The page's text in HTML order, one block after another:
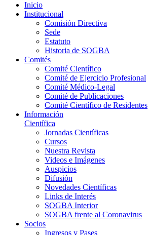
Inicio
Institucional
Comisión Directiva
Sede
Estatuto
Historia de SOGBA
Comités
Comité Científico
Comité de Ejercicio Profesional
Comité Médico-Legal
Comité de Publicaciones
Comité Científico de Residentes
Información
Científica
Jornadas Científicas
Cursos
Nuestra Revista
Videos e Imágenes
Auspicios
Difusión
Novedades Científicas
Links de Interés
SOGBA Interior
SOGBA frente al Coronavirus
Socios
Ingresos y Pases